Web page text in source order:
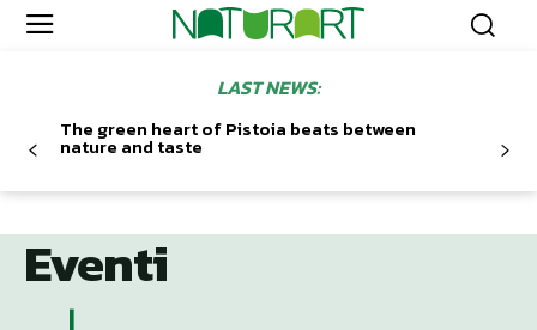
LAST NEWS:
The green heart of Pistoia beats between
nature and taste
Eventi